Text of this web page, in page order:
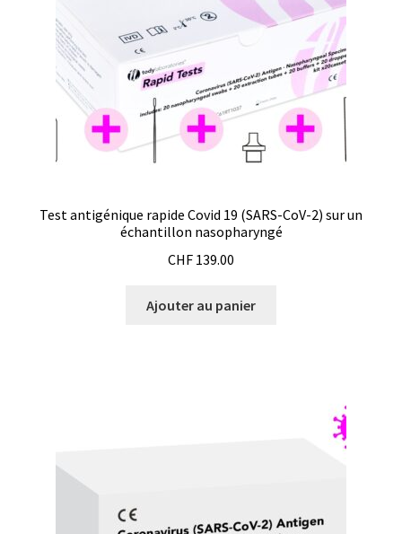
Conditions générales de vente
Conductivité
Connectique d’occasion
Consommable – Cryogénie
Consommable – Culture
Consommable – Distribution de liquides
Consommable – Divers
Test antigénique rapide Covid 19 (SARS-CoV-2) sur un
échantillon nasopharyngé
CHF 139.00
Ajouter au panier